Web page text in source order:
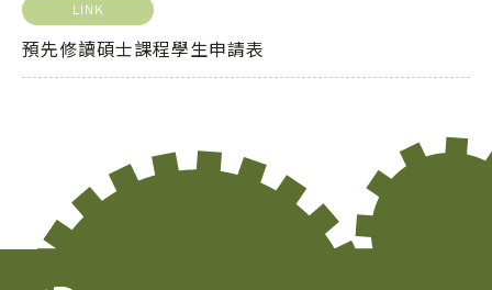
LINK
預先修讀碩士課程學生申請表